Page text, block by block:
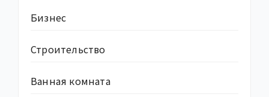
Бизнес
Строительство
Ванная комната